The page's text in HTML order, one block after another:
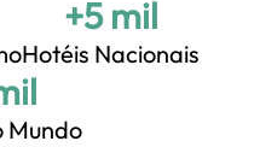
+5 mil
Hotéis Nacionais
Mundo